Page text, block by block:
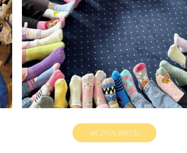
ŚWIATOWY DZIEŃ ZESPOŁU DOWNA
2025/2026
WCZYTAJ WIĘCEJ